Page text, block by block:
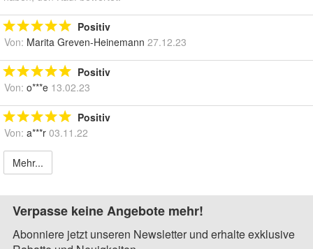
Positiv
Von: Marita Greven-Heinemann 27.12.23
Positiv
Von: o***e 13.02.23
Positiv
Von: a***r 03.11.22
Mehr...
Verpasse keine Angebote mehr!
Abonniere jetzt unseren Newsletter und erhalte exklusive